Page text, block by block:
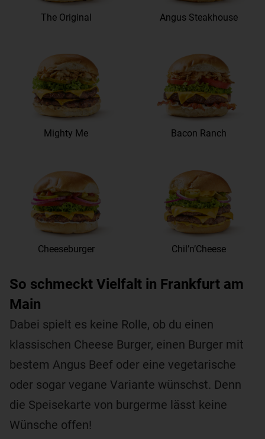
The Original Angus Steakhouse
Mighty Me Bacon Ranch
Cheeseburger Chil’n’Cheese
So schmeckt Vielfalt in Frankfurt am
Main
Dabei spielt es keine Rolle, ob du einen
klassischen Cheese Burger, einen Burger mit
bestem Angus Beef oder eine vegetarische
oder sogar vegane Variante wünschst. Denn
die Speisekarte von burgerme lässt keine
Wünsche offen!